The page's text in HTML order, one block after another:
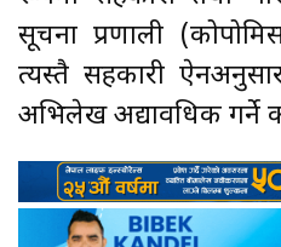
सूचना प्रणाली
त्यस्तै सहकारी
अभिलेख अद्यावधिक गर्ने